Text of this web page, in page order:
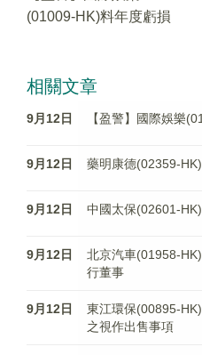
(01009-HK)料年度虧損
相關文章
9月12日 【盈警】國際娛樂
9月12日 藥明康德(02359-
9月12日 中國太保(02601-
9月12日
北京汽車(01958-
行董事
9月12日
東江環保(00895-
之視作出售事項